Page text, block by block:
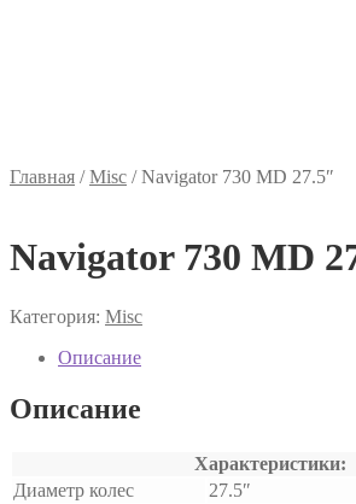
Главная /Misc /Navigator 730 MD 27.5″
Navigator 730 MD
Категория: Misc
Описание
Описание
Характеристики:
Диаметр колес
27.5″